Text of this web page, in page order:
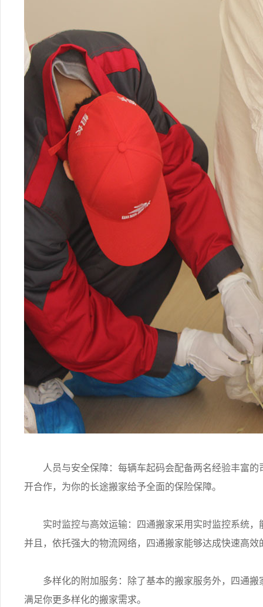
人员与安全保障：每辆车起码会配备两名经验丰富的
开合作，为你的长途搬家给予全面的保险保障。
实时监控与高效运输：四通搬家采用实时监控系统，
并且，依托强大的物流网络，四通搬家能够达成快速高效
多样化的附加服务：除了基本的搬家服务外，四通搬
满足你更多样化的搬家需求。